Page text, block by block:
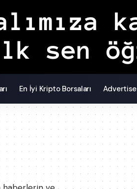
En İyi Kripto Borsaları Advertise